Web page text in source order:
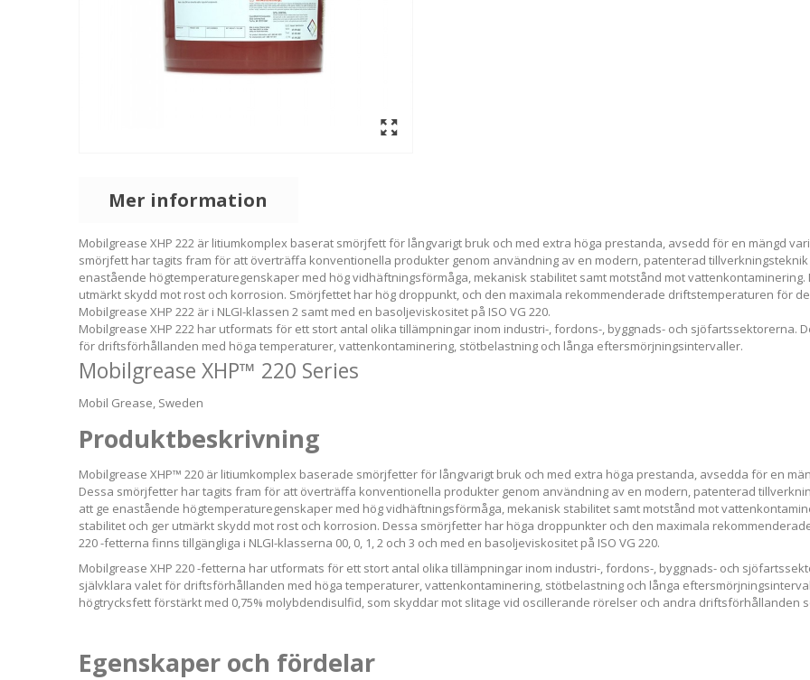
Mer information
Mobilgrease XHP 222 är litiumkomplex baserat smörjfett för långvarigt bruk och med extra höga prestanda, avsedd för en mängd
smörjfett har tagits fram för att överträffa konventionella produkter genom användning av en modern, patenterad
enastående högtemperaturegenskaper med hög vidhäftningsförmåga, mekanisk stabilitet samt motstånd mot
utmärkt skydd mot rost och korrosion. Smörjfettet har hög droppunkt, och den maximala rekommenderade driftstemperaturen för
Mobilgrease XHP 222 är i NLGI-klassen 2 samt med en basoljeviskositet på ISO VG 220.
Mobilgrease XHP 222 har utformats för ett stort antal olika tillämpningar inom industri-, fordons-, byggnads- och sjöfartssektorerna.
för driftsförhållanden med höga temperaturer, vattenkontaminering, stötbelastning och långa eftersmörjningsintervaller.
Mobilgrease XHP™ 220 Series
Mobil Grease, Sweden
Produktbeskrivning
Mobilgrease XHP™ 220 är litiumkomplex baserade smörjfetter för långvarigt bruk och med extra höga prestanda, avsedda för en
Dessa smörjfetter har tagits fram för att överträffa konventionella produkter genom användning av en modern, patenterad
att ge enastående högtemperaturegenskaper med hög vidhäftningsförmåga, mekanisk stabilitet samt motstånd mot
stabilitet och ger utmärkt skydd mot rost och korrosion. Dessa smörjfetter har höga droppunkter och den maximala
220 -fetterna finns tillgängliga i NLGI-klasserna 00, 0, 1, 2 och 3 och med en basoljeviskositet på ISO VG 220.
Mobilgrease XHP 220 -fetterna har utformats för ett stort antal olika tillämpningar inom industri-, fordons-, byggnads- och
självklara valet för driftsförhållanden med höga temperaturer, vattenkontaminering, stötbelastning och långa
högtrycksfett förstärkt med 0,75% molybdendisulfid, som skyddar mot slitage vid oscillerande rörelser och andra driftsförhållanden
Egenskaper och fördelar